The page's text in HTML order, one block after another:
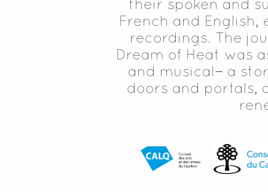
French and
recordings. The
Dream of Heat was
and musical—a
doors and portals,